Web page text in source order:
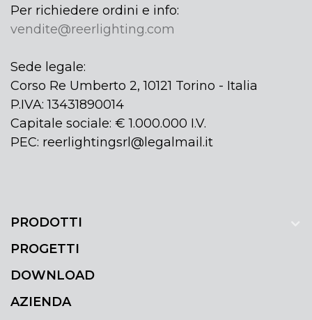
Per richiedere ordini e info:
vendite@reerlighting.com
Sede legale:
Corso Re Umberto 2, 10121 Torino - Italia
P.IVA: 13431890014
Capitale sociale: € 1.000.000 I.V.
PEC: reerlightingsrl@legalmail.it
PRODOTTI
PROGETTI
DOWNLOAD
AZIENDA